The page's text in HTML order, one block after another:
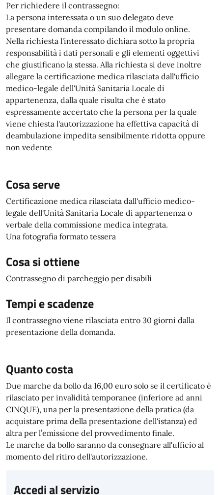
Per richiedere il contrassegno:
La persona interessata o un suo delegato deve
presentare domanda compilando il modulo online.
Nella richiesta l'interessato dichiara sotto la propria
responsabilità i dati personali e gli elementi oggettivi
che giustificano la stessa. Alla richiesta si deve inoltre
allegare la certificazione medica rilasciata dall'ufficio
medico-legale dell'Unità Sanitaria Locale di
appartenenza, dalla quale risulta che è stato
espressamente accertato che la persona per la quale
viene chiesta l'autorizzazione ha effettiva capacità di
deambulazione impedita sensibilmente ridotta oppure
non vedente
Cosa serve
Certificazione medica rilasciata dall'ufficio medico-
legale dell'Unità Sanitaria Locale di appartenenza o
verbale della commissione medica integrata.
Una fotografia formato tessera
Cosa si ottiene
Contrassegno di parcheggio per disabili
Tempi e scadenze
Il contrassegno viene rilasciata entro 30 giorni dalla
presentazione della domanda.
Quanto costa
Due marche da bollo da 16,00 euro solo se il certificato è
rilasciato per invalidità temporanee (inferiore ad anni
CINQUE), una per la presentazione della pratica (da
acquistare prima della presentazione dell'istanza) ed
altra per l’emissione del provvedimento finale.
Le marche da bollo saranno da consegnare all'ufficio al
momento del ritiro dell'autorizzazione.
Accedi al servizio